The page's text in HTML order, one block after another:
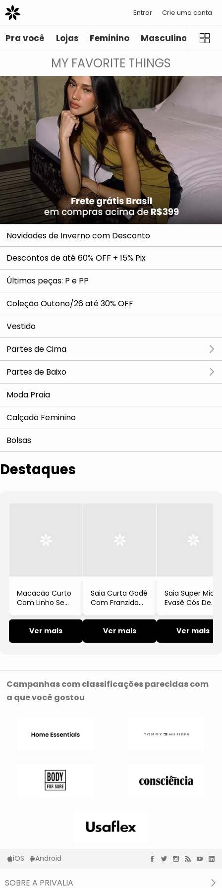
Entrar Crie uma conta
Pra você Lojas Feminino Masculino
MY FAVORITE THINGS
Novidades de Inverno com Desconto
Descontos de até 60% OFF + 15% Pix
Últimas peças: P e PP
Coleção Outono/26 até 30% OFF
Vestido
Partes de Cima
Ver tudo
Blusa
Camiseta
Blazer e Colete
Tricot e Cardigan
Macacão e Macaquinho
Partes de Baixo
Ver tudo
Saia
Calça
Moda Praia
Calçado Feminino
Bolsas
Destaques
Macacão Curto
Com Linho Sem
Ver mais
Saia Curta Godê
Com Franzido
Ver mais
Saia Super Midi
Evasê Cós De
Ver mais
Campanhas com classificações parecidas com
a que você gostou
iOS Android
SOBRE A PRIVALIA